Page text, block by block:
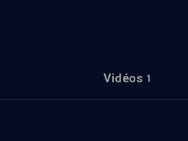
Vidéos 1